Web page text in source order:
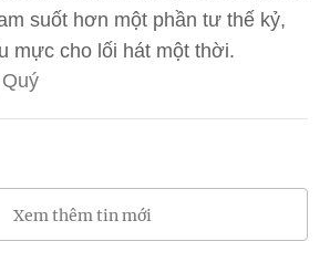
suốt hơn một phần tư thế kỷ,
mực cho lối hát một thời.
Xem thêm tin mới